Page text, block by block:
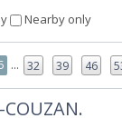
Nearby only
... 32 39 46